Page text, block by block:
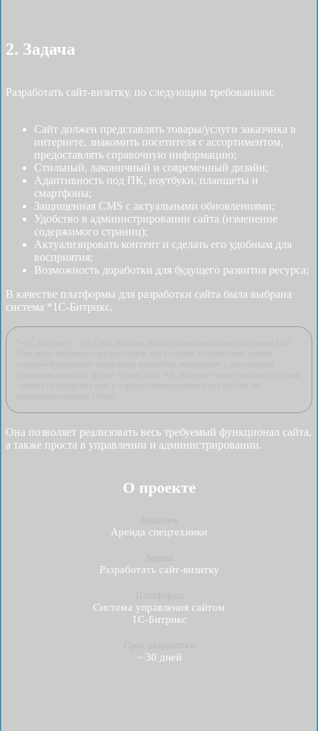
2. Задача
Разработать cайт-визитку, по следующим требованиям:
Сайт должен представлять товары/услуги заказчика в
интернете, знакомить посетителя с ассортиментом,
предоставлять справочную информацию;
Стильный, лаконичный и современный дизайн;
Адаптивность под ПК, ноутбуки, планшеты и
смартфоны;
Защищенная CMS с актуальными обновлениями;
Удобство в администрировании сайта (изменение
содержимого страниц);
Актуализировать контент и сделать его удобным для
восприятия;
Возможность доработки для будущего развития ресурса;
В качестве платформы для разработки сайта была выбрана
система *1С-Битрикс.
Она позволяет реализовать весь требуемый функционал сайта,
а также проста в управлении и администрировании.
О проекте
Аренда спецтехники
Разработать cайт-визитку
Система управления сайтом
1С-Битрикс
~ 30 дней